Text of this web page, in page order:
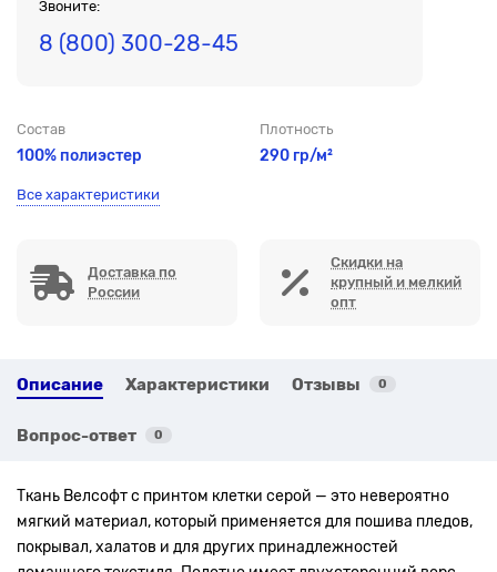
Звоните:
8 (800) 300-28-45
Состав
100% полиэстер
Плотность
290 гр/м²
Все характеристики
Доставка по
России
Скидки на
крупный и мелкий
опт
Описание Характеристики Отзывы 0
Вопрос-ответ 0
Ткань Велсофт с принтом клетки серой — это невероятно
мягкий материал, который применяется для пошива пледов,
покрывал, халатов и для других принадлежностей